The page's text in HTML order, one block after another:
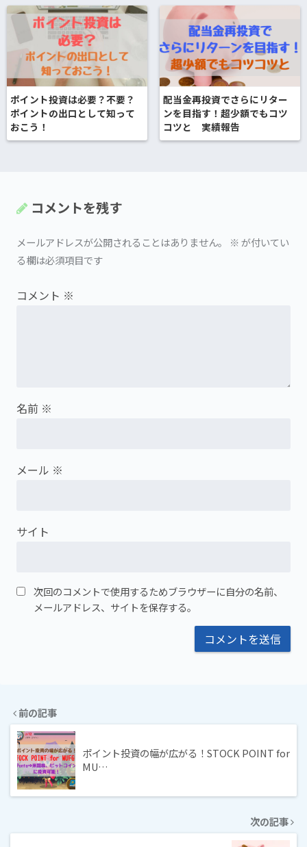
ポイント投資は必要？不要？
ポイントの出口として知って
おこう！
配当金再投資でさらにリター
ンを目指す！超少額でもコツ
コツと 実績報告
コメントを残す
メールアドレスが公開されることはありません。 ※が付いてい
る欄は必須項目です
コメント ※
名前 ※
メール ※
サイト
次回のコメントで使用するためブラウザーに自分の名前、
メールアドレス、サイトを保存する。
前の記事
ポイント投資の幅が広がる！STOCK POINT for
MU…
次の記事